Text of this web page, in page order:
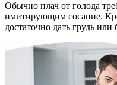
Обычно плач от голода
имитирующим сосание.
достаточно дать грудь или